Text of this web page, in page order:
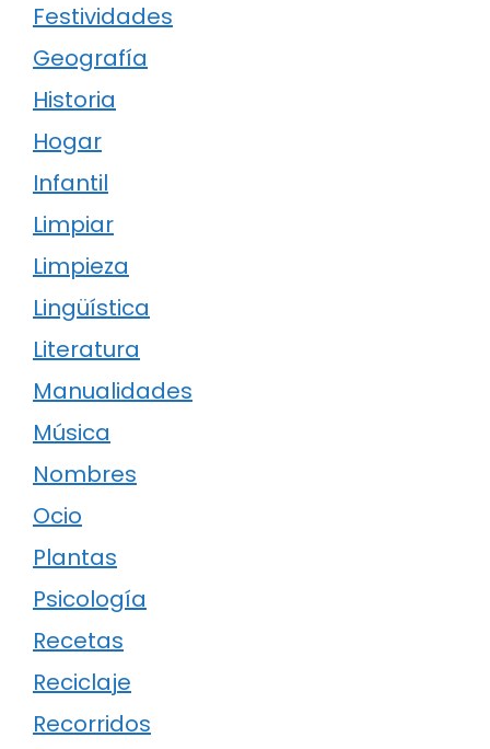
Festividades
Geografía
Historia
Hogar
Infantil
Limpiar
Limpieza
Lingüística
Literatura
Manualidades
Música
Nombres
Ocio
Plantas
Psicología
Recetas
Reciclaje
Recorridos